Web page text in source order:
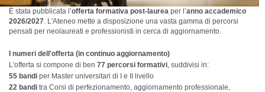
È stata pubblicata l’offerta formativa post-laurea per l’anno accademico
2026/2027 . L'Ateneo mette a disposizione una vasta gamma di percorsi
pensati per neolaureati e professionisti in cerca di aggiornamento.
I numeri dell'offerta (in continuo aggiornamento)
L'offerta si compone di ben 77 percorsi formativi , suddivisi in:
55 bandi per Master universitari di I e II livello
22 bandi tra Corsi di perfezionamento, aggiornamento professionale,